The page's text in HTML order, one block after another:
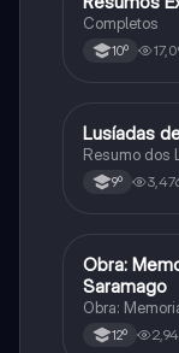
Completos
10º
Português
Lusíadas
Resumo dos
9º
Português
Obra:
Saramago
Obra:
12º